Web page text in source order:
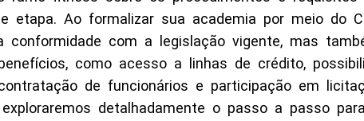
etapa. Ao formalizar sua academia por meio do
conformidade com a legislação vigente, mas
como acesso a linhas de crédito,
de funcionários e participação em
detalhadamente o passo a passo